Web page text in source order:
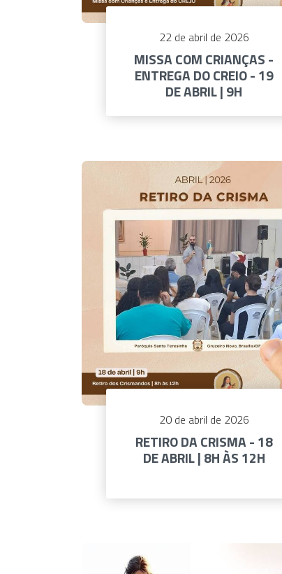
22 de abril de 2026
MISSA COM CRIANÇAS -
ENTREGA DO CREIO - 19
DE ABRIL | 9H
20 de abril de 2026
RETIRO DA CRISMA - 18
DE ABRIL | 8H ÀS 12H